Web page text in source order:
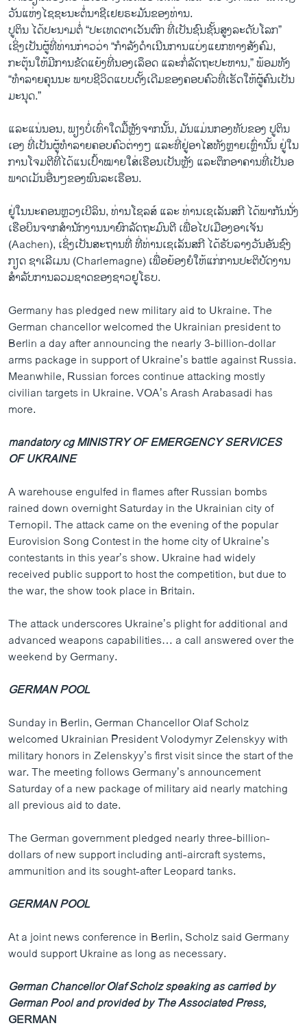
ວັນແຫ່ງໄຊຊະນະຕໍ່ນາຊີເຢຍຣະມັນ​ຂອງ​ທ່ານ.
ປູຕິນ ໄດ້ປະນາມຕໍ່ “ປະເທດຕາເວັນຕົກ ທີ່ເປັນຊົນຊັ້ນສູງລະດັບໂລກ”
ເຊິ່ງເປັນຜູ້ທີ່ທ່ານກ່າວວ່າ “ກໍາລັງດໍາເນີນການແບ່ງແຍກທາງສັງຄົມ,
ກະຕຸ້ນໃຫ້ມີການ​ຂັດແຍ້ງທີ່ນອງເລຶອດ ແລະກໍ່​ລັດ​ຖະ​ປະ​ຫານ,” ພ້ອມທັງ
“ທໍາລາຍຄຸນນະ ພາບຊີວິດແບບດັ້ງເດີມຂອງຄອບຄົວທີ່ເຮັດໃຫ້ຜູ້ຄົນເປັນ
ມະນຸດ.”
ແລະແນ່ນອນ, ພຽງບໍ່ເທົ່າໃດມື້ຫຼັງຈາກນັ້ນ, ມັນແມ່ນກອງທັບຂອງ ປູຕິນ
ເອງ ທີ່ເປັນຜູ້ທໍາລາຍຄອບຄົວຕ່າງໆ ແລະທີ່ຢູ່ອາໄສທັງຫຼາຍເຫຼົ່ານັ້ນ ຢູ່ໃນ
ການໂຈມຕີທີ່ໄດ້ແນເປົ້າໝາຍໃສ່ເຮືອນເປັນຫຼັງ ແລະຕຶກອາຄານທີ່ເປັນອ
ພາດເມັນອື່ນໆຂອງພົນລະເຮືອນ.
ຢູ່ໃນນະຄອນຫຼວງເບີລິນ, ທ່ານໂຊລສ໌ ແລະ ທ່ານເຊເລັນສກີ ໄດ້ພາກັນນັ່ງ
ເຮືອບິນຈາກສໍານັກງານນາຍົກລັດຖະມົນຕີ ເພື່ອໄປເມືອງອາເຈັນ
(Aachen), ເຊິ່ງເປັນສະຖານທີ່ ທີ່ທ່ານເຊເລັນສກີ ໄດ້ຮັບລາງວັນອັນຊົງ
ກຽດ ຊາເລີເມນ (Charlemagne) ເພື່ອຍ້ອງຍໍໃຫ້ແກ່ການປະຕິບັດງານ
ສໍາລັບການລວມຊາດຂອງຊາວຢູໂຣບ.
Germany has pledged new military aid to Ukraine. The
German chancellor welcomed the Ukrainian president to
Berlin a day after announcing the nearly 3-billion-dollar
arms package in support of Ukraine’s battle against Russia.
Meanwhile, Russian forces continue attacking mostly
civilian targets in Ukraine. VOA’s Arash Arabasadi has
more.
mandatory cg MINISTRY OF EMERGENCY SERVICES
OF UKRAINE
A warehouse engulfed in flames after Russian bombs
rained down overnight Saturday in the Ukrainian city of
Ternopil. The attack came on the evening of the popular
Eurovision Song Contest in the home city of Ukraine’s
contestants in this year’s show. Ukraine had widely
received public support to host the competition, but due to
the war, the show took place in Britain.
The attack underscores Ukraine’s plight for additional and
advanced weapons capabilities… a call answered over the
weekend by Germany.
GERMAN POOL
Sunday in Berlin, German Chancellor Olaf Scholz
welcomed Ukrainian President Volodymyr Zelenskyy with
military honors in Zelenskyy’s first visit since the start of the
war. The meeting follows Germany’s announcement
Saturday of a new package of military aid nearly matching
all previous aid to date.
The German government pledged nearly three-billion-
dollars of new support including anti-aircraft systems,
ammunition and its sought-after Leopard tanks.
GERMAN POOL
At a joint news conference in Berlin, Scholz said Germany
would support Ukraine as long as necessary.
German Chancellor Olaf Scholz speaking as carried by
German Pool and provided by The Associated Press,
GERMAN